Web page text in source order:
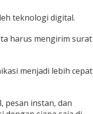
teknologi digital.
harus mengirim surat
menjadi lebih cepat
pesan instan, dan